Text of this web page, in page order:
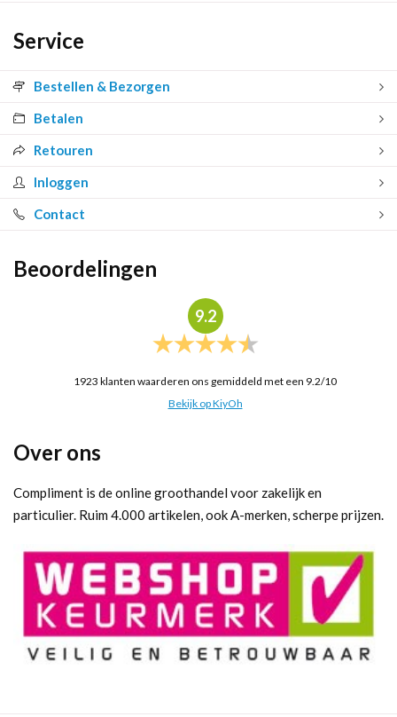
Service
Bestellen & Bezorgen
Betalen
Retouren
Inloggen
Contact
Beoordelingen
9.2
1923 klanten waarderen ons gemiddeld met een 9.2/10
Bekijk op KiyOh
Over ons
Compliment is de online groothandel voor zakelijk en
particulier. Ruim 4.000 artikelen, ook A-merken, scherpe prijzen.